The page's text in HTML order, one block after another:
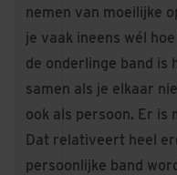
nemen van moeilijke
je vaak ineens wél
de onderlinge band is
samen als je elkaar
ook als persoon. Er is
Dat relativeert heel
persoonlijke band